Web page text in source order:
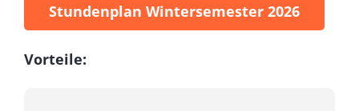
Stundenplan Wintersemester 2026
Vorteile: